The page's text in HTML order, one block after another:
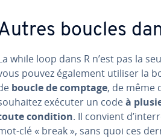
boucles
while loop dans R n’est pas la
pouvez également utiliser la
boucle de comptage, de même
exécuter un codeà
condition. Il convient
clé « break », sans quoi ces